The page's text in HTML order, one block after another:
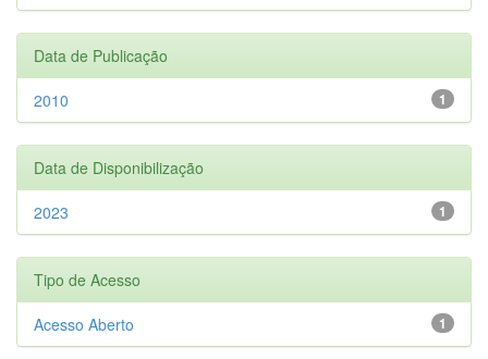
Data de Publicação
1
2010
Data de Disponibilização
1
2023
Tipo de Acesso
1
Acesso Aberto